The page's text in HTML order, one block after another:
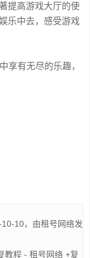
提高游戏大厅的使
乐中去，感受游戏
享有无尽的乐趣，
10，由租号网络发
教程 - 租号网络 +复